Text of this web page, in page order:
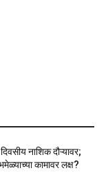
नाशिक दौऱ्यावर;
कामावर लक्ष?